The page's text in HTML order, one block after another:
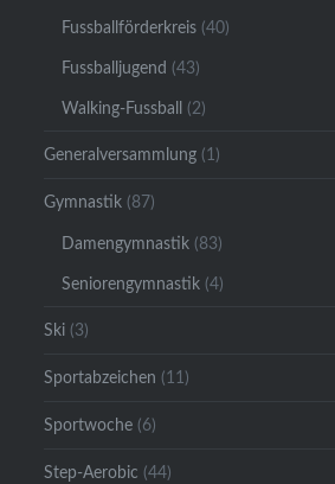
Fussballförderkreis (40)
Fussballjugend (43)
Walking-Fussball (2)
Generalversammlung (1)
Gymnastik (87)
Damengymnastik (83)
Seniorengymnastik (4)
Ski (3)
Sportabzeichen (11)
Sportwoche (6)
Step-Aerobic (44)